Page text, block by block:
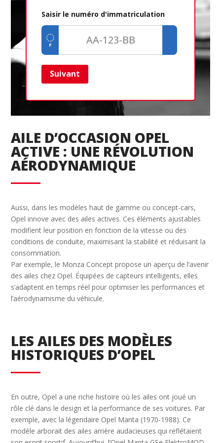
Saisir le numéro d'immatriculation
Suivant
AILE D’OCCASION OPEL
ACTIVE : UNE RÉVOLUTION
AÉRODYNAMIQUE
Aussi, dans les modèles haut de gamme ou concept-cars,
Opel innove avec des ailes actives. Ces éléments ajustables
modifient leur position en fonction de la vitesse ou des
conditions de conduite, maximisant la stabilité et réduisant la
consommation.
Par exemple, le Monza Concept propose un aperçu de l’avenir
des ailes chez Opel. Équipées de capteurs intelligents, elles
s’adaptent en temps réel pour optimiser les performances et
l’aérodynamisme du véhicule.
LES AILES DES MODÈLES
HISTORIQUES D’OPEL
En outre, Opel a une riche histoire où les ailes ont joué un
rôle clé dans le design et la performance de ses voitures. Par
exemple, avec la légendaire Opel Manta (1970-1988). Ce
modèle arborait des ailes arrière audacieuses qui reflétaient